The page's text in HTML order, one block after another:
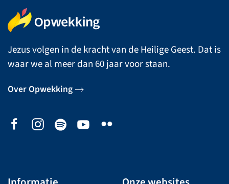
Jezus volgen in de kracht van de Heilige Geest. Dat is
waar we al meer dan 60 jaar voor staan.
Over Opwekking